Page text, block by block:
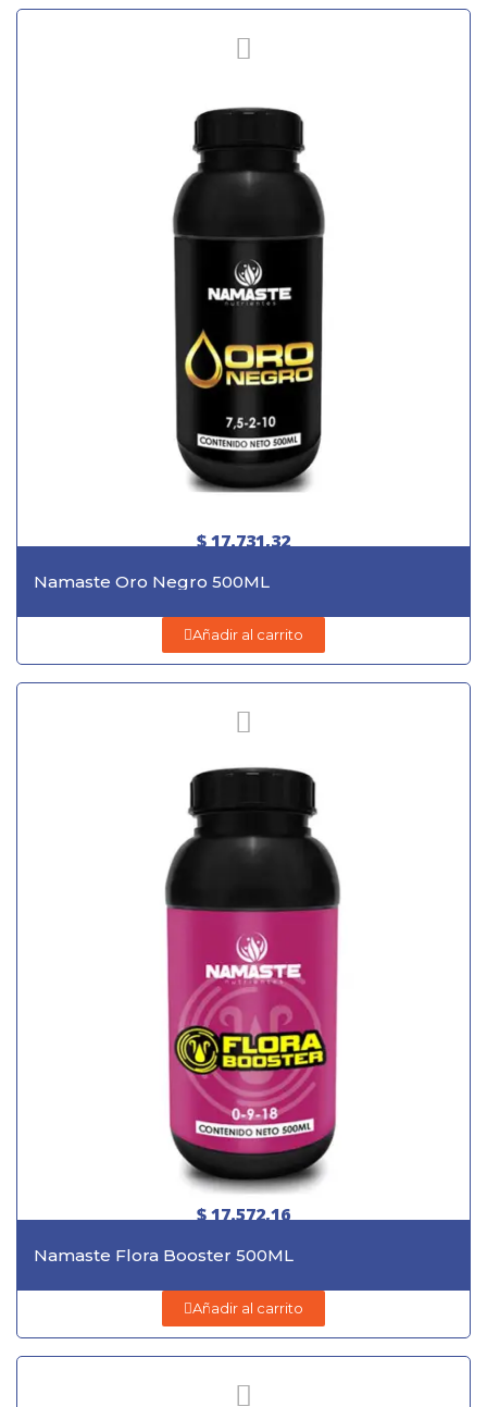
$ 17.731,32
Namaste Oro Negro 500ML
Añadir al carrito
$ 17.572,16
Namaste Flora Booster 500ML
Añadir al carrito